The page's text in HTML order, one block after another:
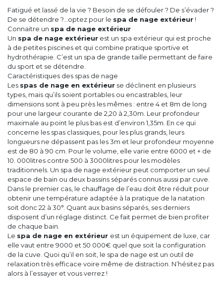
Fatigué et lassé de la vie ? Besoin de se défouler ? De s’évader ?
De se détendre ?...optez pour le spa de nage extérieur !
Connaitre un spa de nage extérieur
Un spa de nage extérieur est un spa extérieur qui est proche
à de petites piscines et qui combine pratique sportive et
hydrothérapie. C’est un spa de grande taille permettant de faire
du sport et se détendre.
Caractéristiques des spas de nage
Les spas de nage en extérieur se déclinent en plusieurs
types, mais qu’ils soient portables ou encastrables, leur
dimensions sont à peu près les mêmes : entre 4 et 8m de long
pour une largeur courante de 2,20 à 2,30m. Leur profondeur
maximale au point le plus bas est d’environ 1,35m. En ce qui
concerne les spas classiques, pour les plus grands, leurs
longueurs ne dépassent pas les 3m et leur profondeur moyenne
est de 80 à 90 cm. Pour le volume, elle varie entre 6000 et + de
10. 000litres contre 500 à 3000litres pour les modèles
traditionnels. Un spa de nage extérieur peut comporter un seul
espace de bain ou deux bassins séparés connus aussi par cuve.
Dans le premier cas, le chauffage de l’eau doit être réduit pour
obtenir une température adaptée à la pratique de la natation
soit donc 22 à 30°. Quant aux basins séparés, ses derniers
disposent d’un réglage distinct. Ce fait permet de bien profiter
de chaque bain.
Le spa de nage en extérieur est un équipement de luxe, car
elle vaut entre 9000 et 50 000€ quel que soit la configuration
de la cuve. Quoi qu’il en soit, le spa de nage est un outil de
relaxation très efficace voire même de distraction. N’hésitez pas
alors à l’essayer et vous verrez !